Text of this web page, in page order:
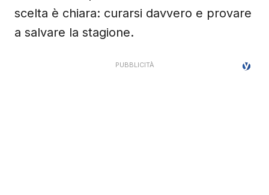
scelta è chiara: curarsi davvero e provare
a salvare la stagione.